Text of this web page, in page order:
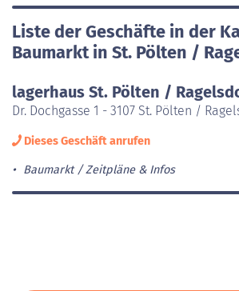
Liste der Geschäfte in der
Baumarkt in St. Pölten /
lagerhaus St. Pölten /
Dr. Dochgasse 1 - 3107 St. Pölten /
Dieses Geschäft anrufen
Baumarkt Zeitpläne & Infos